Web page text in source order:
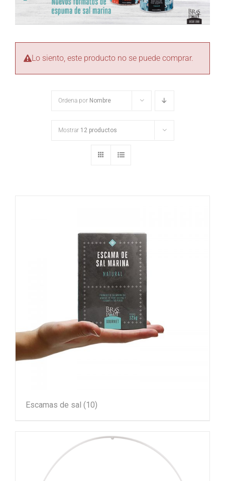
Lo siento, este producto no se puede comprar.
Ordena por Nombre
Mostrar 12 productos
Escamas de sal (10)